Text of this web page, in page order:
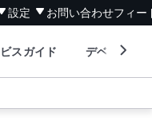
設定 お問い合わせフィー
スガイド デベロッパ